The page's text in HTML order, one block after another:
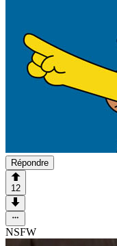
Répondre
12
NSFW